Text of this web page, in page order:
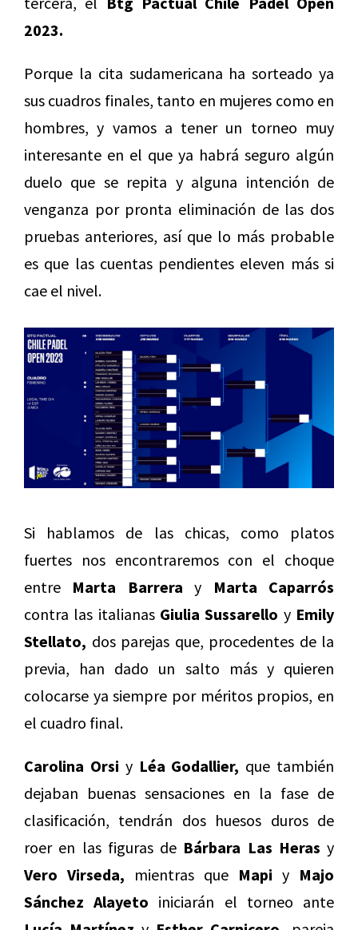
2023.
Porque la cita sudamericana ha sorteado ya
sus cuadros finales, tanto en mujeres como en
hombres, y vamos a tener un torneo muy
interesante en el que ya habrá seguro algún
duelo que se repita y alguna intención de
venganza por pronta eliminación de las dos
pruebas anteriores, así que lo más probable
es que las cuentas pendientes eleven más si
cae el nivel.
Si hablamos de las chicas, como platos
fuertes nos encontraremos con el choque
entre Marta Barrera y Marta Caparrós
contra las italianas Giulia Sussarello y Emily
Stellato, dos parejas que, procedentes de la
previa, han dado un salto más y quieren
colocarse ya siempre por méritos propios, en
el cuadro final.
Carolina Orsi y Léa Godallier, que también
dejaban buenas sensaciones en la fase de
clasificación, tendrán dos huesos duros de
roer en las figuras de Bárbara Las Heras y
Vero Virseda, mientras que Mapi y Majo
Sánchez Alayeto iniciarán el torneo ante